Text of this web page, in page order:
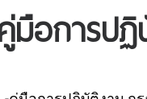
มือการปฏิ